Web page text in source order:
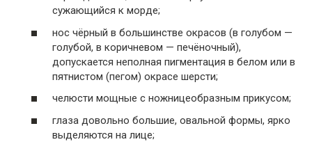
сужающийся к морде;
нос чёрный в большинстве окрасов (в голубом —
голубой, в коричневом — печёночный),
допускается неполная пигментация в белом или в
пятнистом (пегом) окрасе шерсти;
челюсти мощные с ножницеобразным прикусом;
глаза довольно большие, овальной формы, ярко
выделяются на лице;